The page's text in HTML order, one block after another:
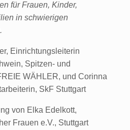
für Frauen, Kinder,
in schwierigen
Einrichtungsleiterin
Spitzen- und
WÄHLER, und Corinna
SkF Stuttgart
von Elka Edelkott,
Frauen e.V., Stuttgart